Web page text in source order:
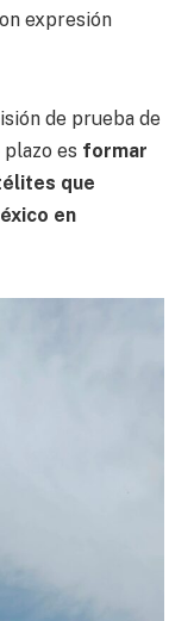
expresión
de prueba de
plazo es formar
que
en